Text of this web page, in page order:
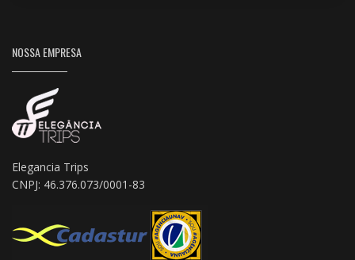
NOSSA EMPRESA
Elegancia Trips
CNPJ: 46.376.073/0001-83